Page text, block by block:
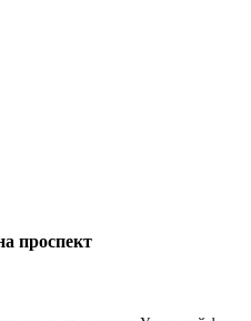
проспект